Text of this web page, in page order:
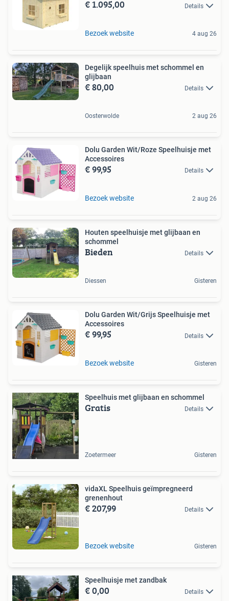
€ 1.095,00 Details
Bezoek website 4 aug 26
Degelijk speelhuis met schommel en
glijbaan
€ 80,00 Details
Oosterwolde 2 aug 26
Dolu Garden Wit/Roze Speelhuisje met
Accessoires
€ 99,95 Details
Bezoek website 2 aug 26
Houten speelhuisje met glijbaan en
schommel
Bieden Details
Diessen Gisteren
Dolu Garden Wit/Grijs Speelhuisje met
Accessoires
€ 99,95 Details
Bezoek website Gisteren
Speelhuis met glijbaan en schommel
Gratis Details
Zoetermeer Gisteren
vidaXL Speelhuis geïmpregneerd
grenenhout
€ 207,99 Details
Bezoek website Gisteren
Speelhuisje met zandbak
€ 0,00 Details